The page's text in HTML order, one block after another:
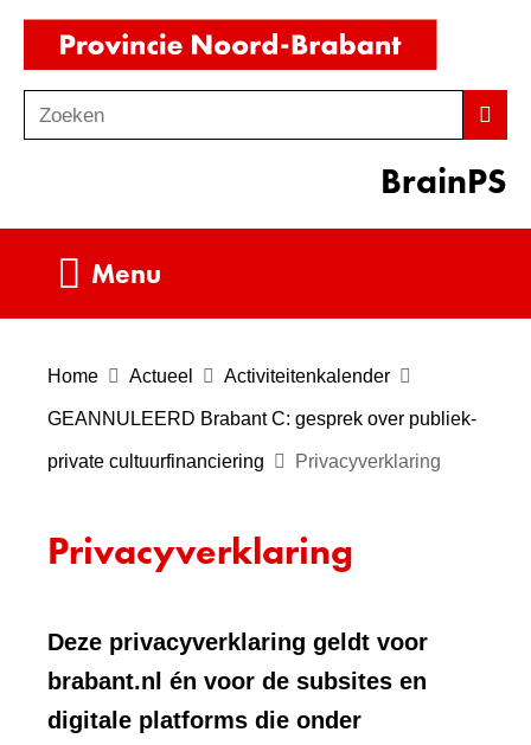
Ga
de
inhoud
o
Zoeken
BrainPS
Menu
Home Actueel Activiteitenkalender
GEANNULEERD Brabant C: gesprek over publiek-
private cultuurfinanciering Privacyverklaring
Privacyverklaring
Deze privacyverklaring geldt voor
brabant.nl én voor de subsites en
digitale platforms die onder